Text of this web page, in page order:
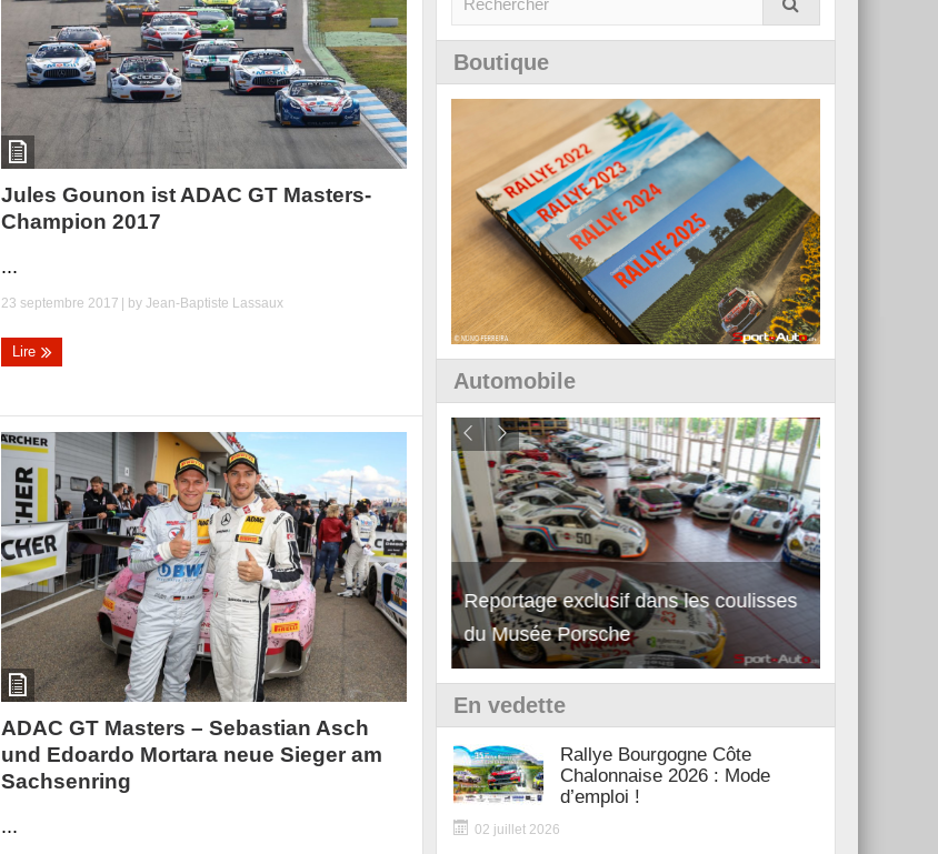
Jules Gounon ist ADAC GT Masters-
Champion 2017
...
23 septembre 2017 | byJean-Baptiste Lassaux
Lire
ADAC GT Masters – Sebastian Asch
und Edoardo Mortara neue Sieger am
Sachsenring
...
Boutique
Automobile
Reportage exclusif dans les coulisses
du Musée Porsche
Découverte de la nouvelle Ferrari
12Cilindri Manuale
En vedette
Rallye Bourgogne Côte
Chalonnaise 2026 : Mode
d’emploi !
02 juillet 2026